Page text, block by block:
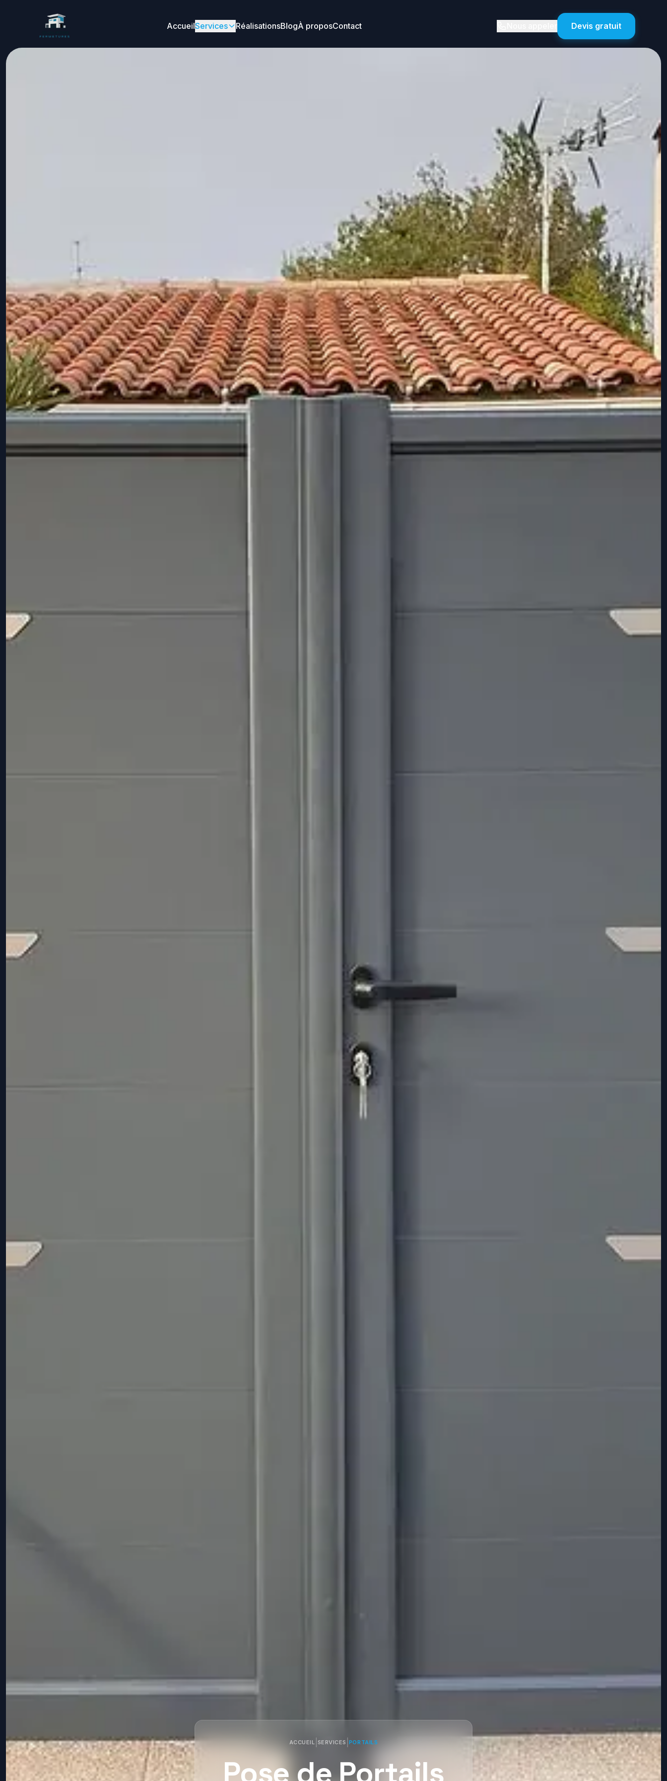
AccueilServices RéalisationsBlogÀ proposContact Devis gratuit
ACCUEIL SERVICES PORTAILS
Pose de Portails